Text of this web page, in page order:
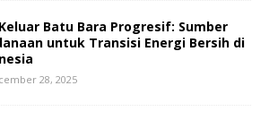
Batu Bara Progresif: Sumber
untuk Transisi Energi Bersih di
28, 2025